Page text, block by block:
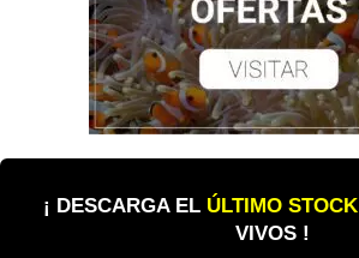
¡ DESCARGA EL ÚLTIMO STOCK
VIVOS !